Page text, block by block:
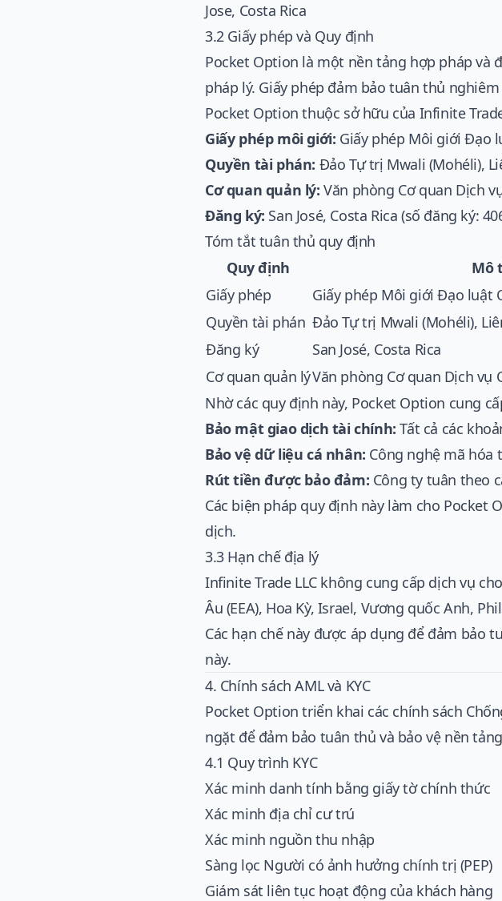
Jose, Costa Rica
3.2 Giấy phép và Quy định
Pocket Option là một nền tảng hợp pháp và
pháp lý. Giấy phép đảm bảo tuân thủ
Pocket Option thuộc sở hữu của Infinite
Giấy phép môi giới: Giấy phép Môi giới Đạo
Quyền tài phán: Đảo Tự trị Mwali (Mohéli),
Cơ quan quản lý: Văn phòng Cơ quan Dịch
Đăng ký: San José, Costa Rica (số đăng ký:
Tóm tắt tuân thủ quy định
Quy định
Mô
Giấy phép
Giấy phép Môi giới Đạo luật
Quyền tài phán Đảo Tự trị Mwali (Mohéli),
Đăng ký
San José, Costa Rica
Cơ quan quản lýVăn phòng Cơ quan Dịch vụ
Nhờ các quy định này, Pocket Option cung
Bảo mật giao dịch tài chính: Tất cả các
Bảo vệ dữ liệu cá nhân: Công nghệ mã
Rút tiền được bảo đảm: Công ty tuân theo
Các biện pháp quy định này làm cho Pocket
dịch.
3.3 Hạn chế địa lý
Infinite Trade LLC không cung cấp dịch vụ
Âu (EEA), Hoa Kỳ, Israel, Vương quốc Anh,
Các hạn chế này được áp dụng để đảm bảo
này.
4. Chính sách AML và KYC
Pocket Option triển khai các chính sách
ngặt để đảm bảo tuân thủ và bảo vệ nền
4.1 Quy trình KYC
Xác minh danh tính bằng giấy tờ chính thức
Xác minh địa chỉ cư trú
Xác minh nguồn thu nhập
Sàng lọc Người có ảnh hưởng chính trị (PEP)
Giám sát liên tục hoạt động của khách hàng